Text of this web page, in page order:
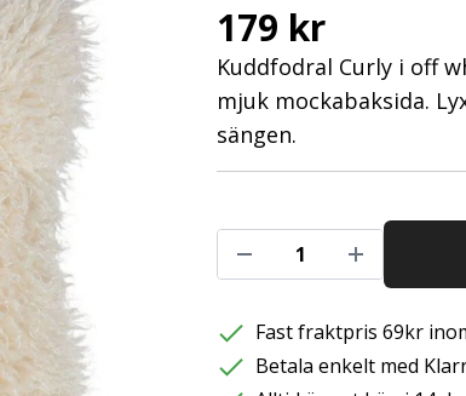
179 kr
Kuddfodral Curly i off
mjuk mockabaksida.
sängen.
Fast fraktpris 69kr
Betala enkelt med